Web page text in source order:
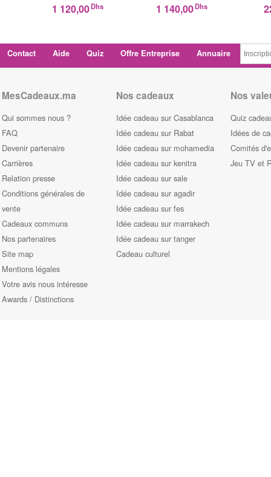
1 120,00Dhs 1 140,00Dhs
Contact Aide Quiz Offre Entreprise Annuaire
MesCadeaux.ma
Qui sommes nous ?
FAQ
Devenir partenaire
Carrières
Relation presse
Conditions générales de
vente
Cadeaux communs
Nos partenaires
Site map
Mentions légales
Votre avis nous intéresse
Awards / Distinctions
Nos cadeaux
Idée cadeau sur Casablanca
Idée cadeau sur Rabat
Idée cadeau sur mohamedia
Idée cadeau sur kenitra
Idée cadeau sur sale
Idée cadeau sur agadir
Idée cadeau sur fes
Idée cadeau sur marrakech
Idée cadeau sur tanger
Cadeau culturel
Nos
Quiz
Idées de
Comités
Jeu TV et